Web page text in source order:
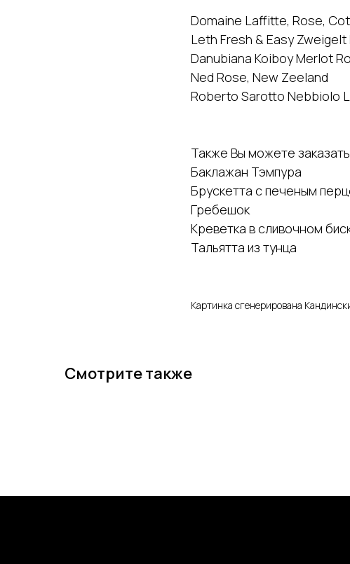
Domaine Laffitte, Rose,
Leth Fresh & Easy
Danubiana Koiboy Merlot
Ned Rose, New Zeeland
Roberto Sarotto Nebbiolo
Также Вы можете
Баклажан Тэмпура
Брускетта с печеным
Гребешок
Креветка в сливочном
Тальятта из тунца
Картинка сгенерирована
Смотрите также